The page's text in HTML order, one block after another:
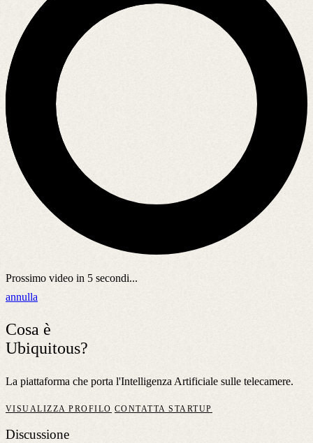
Prossimo video in 5 secondi...
annulla
Cosa è
Ubiquitous?
La piattaforma che porta l'Intelligenza Artificiale sulle telecamere.
VISUALIZZA PROFILO CONTATTA STARTUP
Discussione